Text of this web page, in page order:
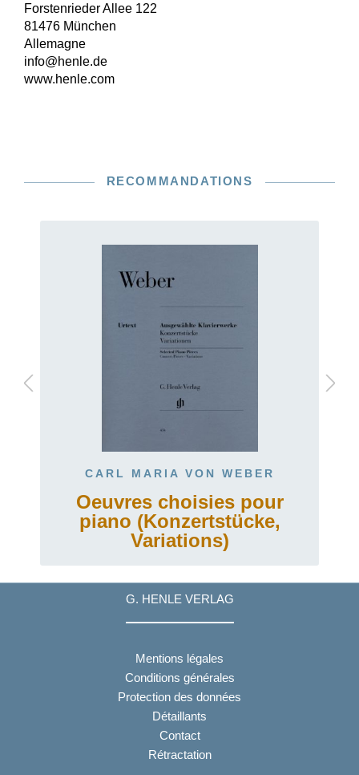
Forstenrieder Allee 122
81476 München
Allemagne
info@henle.de
www.henle.com
RECOMMANDATIONS
CARL MARIA VON WEBER
Oeuvres choisies pour
piano (Konzertstücke,
Variations)
G. HENLE VERLAG
Mentions légales
Conditions générales
Protection des données
Détaillants
Contact
Rétractation